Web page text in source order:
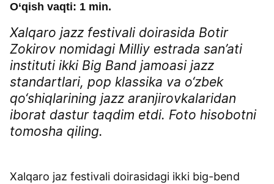
O‘qish vaqti: 1 min.
Xalqaro jazz festivali doirasida Botir
Zokirov nomidagi Milliy estrada san’ati
instituti ikki Big Band jamoasi jazz
standartlari, pop klassika va o‘zbek
qo‘shiqlarining jazz aranjirovkalaridan
iborat dastur taqdim etdi. Foto hisobotni
tomosha qiling.
Xalqaro jaz festivali doirasidagi ikki big-bend